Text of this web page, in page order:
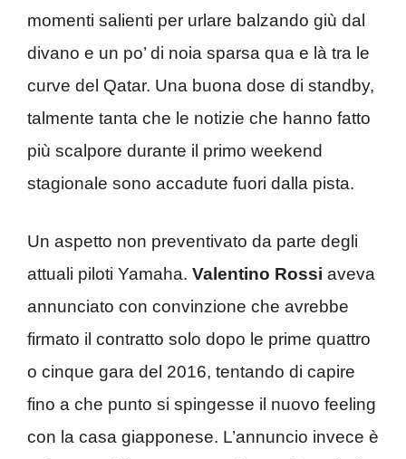
momenti salienti per urlare balzando giù dal
divano e un po’ di noia sparsa qua e là tra le
curve del Qatar. Una buona dose di standby,
talmente tanta che le notizie che hanno fatto
più scalpore durante il primo weekend
stagionale sono accadute fuori dalla pista.
Un aspetto non preventivato da parte degli
attuali piloti Yamaha. Valentino Rossi aveva
annunciato con convinzione che avrebbe
firmato il contratto solo dopo le prime quattro
o cinque gara del 2016, tentando di capire
fino a che punto si spingesse il nuovo feeling
con la casa giapponese. L’annuncio invece è